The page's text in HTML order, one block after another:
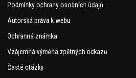
Podmínky ochrany osobních údajů
Autorská práva k webu
Ochranná známka
Vzájemná výměna zpětných odkazů
Časté otázky